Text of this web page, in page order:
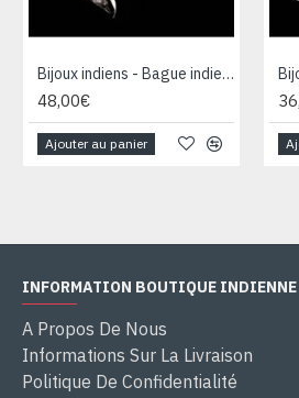
Bijoux indiens - Bague indienne rhodiée Topaze
48,00€
Ajouter au panier
INFORMATION BOUTIQUE INDIENNE
A Propos De Nous
Informations Sur La Livraison
Politique De Confidentialité